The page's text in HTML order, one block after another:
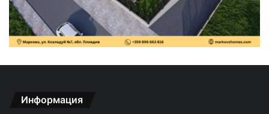
Информация